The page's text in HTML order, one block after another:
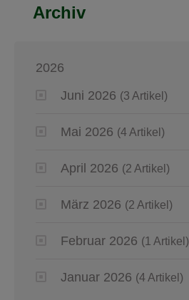
Archiv
2026
Juni 2026 (3 Artikel)
Mai 2026 (4 Artikel)
April 2026 (2 Artikel)
März 2026 (2 Artikel)
Februar 2026 (1 Artikel)
Januar 2026 (4 Artikel)